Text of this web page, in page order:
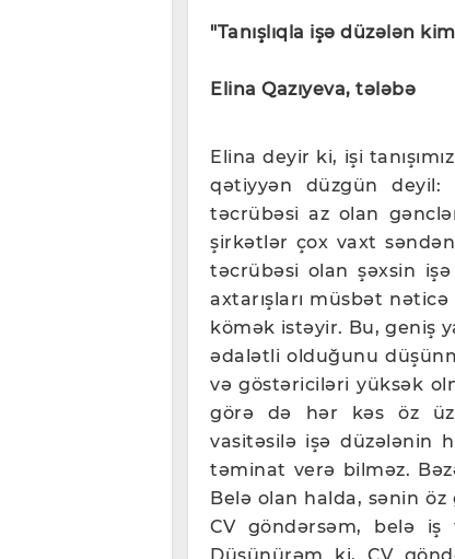
"Tanışlıqla işə düzələn
Elina Qazıyeva, tələbə
Elina deyir ki, işi
qətiyyən düzgün
təcrübəsi az olan
şirkətlər çox vaxt
təcrübəsi olan şəxsin
axtarışları müsbət
kömək istəyir. Bu, geniş
ədalətli olduğunu
və göstəriciləri yüksək
görə də hər kəs öz
vasitəsilə işə düzələnin
təminat verə bilməz.
Belə olan halda, sənin öz
CV göndərsəm, belə iş
Düşünürəm ki, CV